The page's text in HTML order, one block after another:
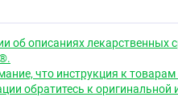
об описаниях лекарственных
что инструкция к
обратитесь к оригинальной